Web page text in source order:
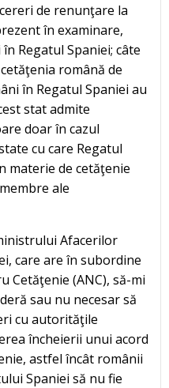
de renunţare la
în examinare,
Regatul Spaniei; câte
română de
în Regatul Spaniei au
stat admite
doar în cazul
cu care Regatul
materie de cetăţenie
ale
Afacerilor
care are în subordine
Cetăţenie (ANC), să-mi
sau nu necesar să
cu autorităţile
încheierii unui acord
astfel încât românii
Spaniei să nu fie